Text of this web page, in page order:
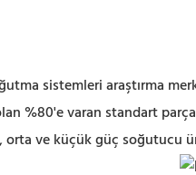
sistemleri araştırma
%80'e varan standart
ve küçük güç soğutucu